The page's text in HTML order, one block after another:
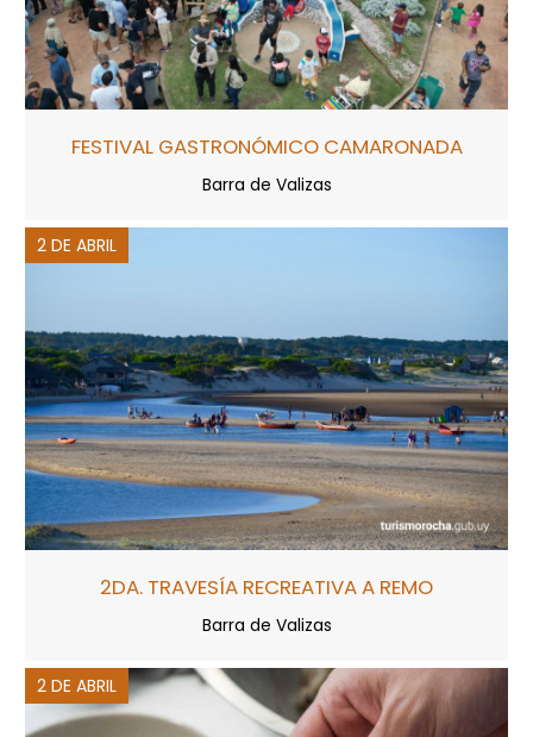
FESTIVAL GASTRONÓMICO CAMARONADA
Barra de Valizas
2 DE ABRIL
2DA. TRAVESÍA RECREATIVA A REMO
Barra de Valizas
2 DE ABRIL